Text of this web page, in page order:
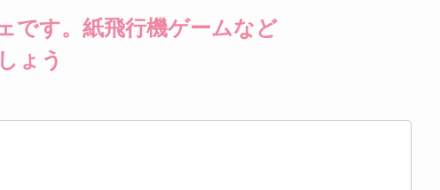
です。紙飛行機ゲームなど
ょう